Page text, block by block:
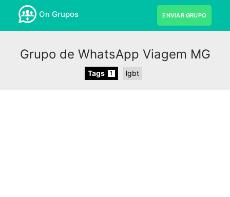
On Grupos ENVIAR GRUPO
Grupo de WhatsApp Viagem MG
Tags 1 lgbt